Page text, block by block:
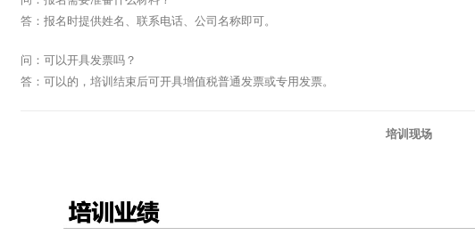
答：报名时提供姓名、联系电话、公司名称即可。
问：可以开具发票吗？
答：可以的，培训结束后可开具增值税普通发票或专用发票。
培训现场